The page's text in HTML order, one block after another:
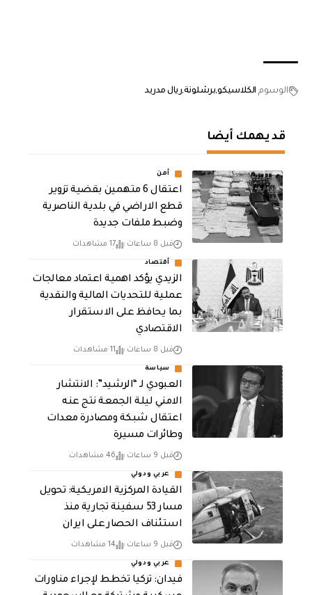
الوسوم الكلاسيكوبرشلونةريال مدريد
قد يهمك أيضا
أمن
اعتقال 6 متهمين بقضية تزوير
قطع الاراضي في بلدية الناصرية
وضبط ملفات جديدة
قبل 8 ساعات 17 مشاهدات
أقتصاد
الزيدي يؤكد اهمية اعتماد معالجات
عملية للتحديات المالية والنقدية
بما يحافظ على الاستقرار
الاقتصادي
قبل 8 ساعات 11 مشاهدات
سياسة
العبودي لـ “الرشيد”: الانتشار
الامني ليلة الجمعة نتج عنه
اعتقال شبكة ومصادرة معدات
وطائرات مسيرة
قبل 9 ساعات 46 مشاهدات
عربي ودولي
القيادة المركزية الامريكية: تحويل
مسار 53 سفينة تجارية منذ
استئناف الحصار على ايران
قبل 9 ساعات 14 مشاهدات
عربي ودولي
فيدان: تركيا تخطط لإجراء مناورات